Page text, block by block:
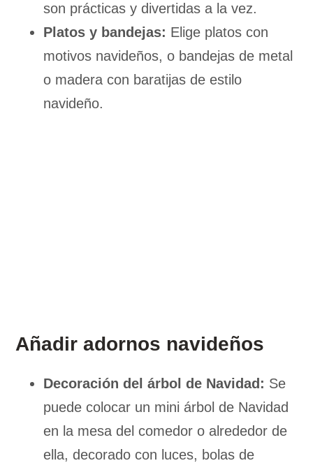
son prácticas y divertidas a la vez.
Platos y bandejas: Elige platos con
motivos navideños, o bandejas de metal
o madera con baratijas de estilo
navideño.
Añadir adornos navideños
Decoración del árbol de Navidad: Se
puede colocar un mini árbol de Navidad
en la mesa del comedor o alrededor de
ella, decorado con luces, bolas de